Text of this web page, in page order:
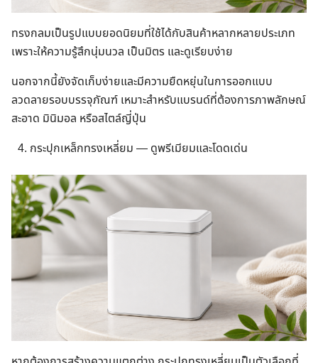
ทรงกลมเป็นรูปแบบยอดนิยมที่ใช้ได้กับสินค้าหลากหลายประเภท
เพราะให้ความรู้สึกนุ่มนวล เป็นมิตร และดูเรียบง่าย
นอกจากนี้ยังจัดเก็บง่ายและมีความยืดหยุ่นในการออกแบบ
ลวดลายรอบบรรจุภัณฑ์ เหมาะสำหรับแบรนด์ที่ต้องการภาพลักษณ์
สะอาด มินิมอล หรือสไตล์ญี่ปุ่น
กระปุกเหล็กทรงเหลี่ยม — ดูพรีเมียมและโดดเด่น